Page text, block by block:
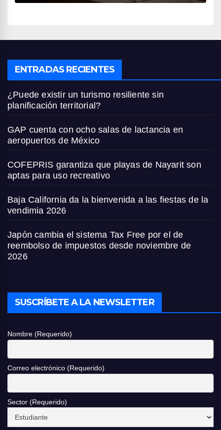
ENTRADAS RECIENTES
¿Puede existir un turismo resiliente sin
planificación territorial?
GAP cuenta con ocho salas de lactancia en
aeropuertos de México
COFEPRIS garantiza que playas de Nayarit son
aptas para uso recreativo
Baja California da la bienvenida a las fiestas de la
vendimia 2026
Japón cambia el sistema Tax Free por el de
reembolso de impuestos desde noviembre de
2026
SUSCRÍBETE A LA NEWSLETTER
Nombre (Requerido)
Correo electrónico (Requerido)
Sector (Requerido)